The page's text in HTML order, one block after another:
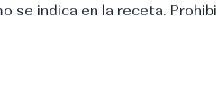
se indica en la receta.